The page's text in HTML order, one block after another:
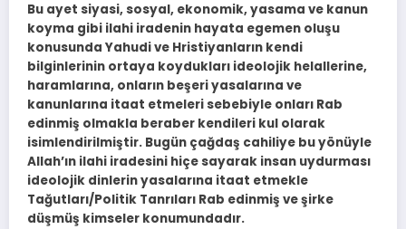
Bu ayet siyasi, sosyal, ekonomik, yasama ve kanun
koyma gibi ilahi iradenin hayata egemen oluşu
konusunda Yahudi ve Hristiyanların kendi
bilginlerinin ortaya koydukları ideolojik helallerine,
haramlarına, onların beşeri yasalarına ve
kanunlarına itaat etmeleri sebebiyle onları Rab
edinmiş olmakla beraber kendileri kul olarak
isimlendirilmiştir. Bugün çağdaş cahiliye bu yönüyle
Allah’ın ilahi iradesini hiçe sayarak insan uydurması
ideolojik dinlerin yasalarına itaat etmekle
Tağutları/Politik Tanrıları Rab edinmiş ve şirke
düşmüş kimseler konumundadır.